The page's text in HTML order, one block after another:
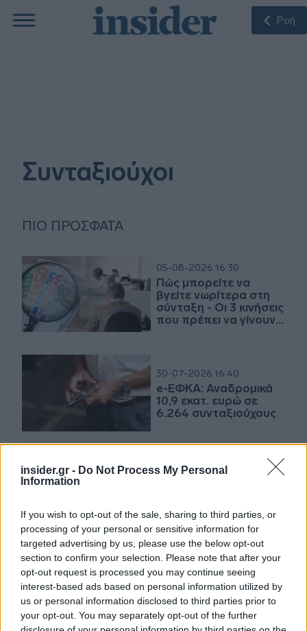
insider.gr - Do Not Process My Personal
Information
If you wish to opt-out of the sale, sharing to third parties, or
processing of your personal or sensitive information for
targeted advertising by us, please use the below opt-out
section to confirm your selection. Please note that after your
opt-out request is processed you may continue seeing
interest-based ads based on personal information utilized by
us or personal information disclosed to third parties prior to
your opt-out. You may separately opt-out of the further
Ροή
Συνταξιούχοι
ΠΙΟ ΠΡΌΣΦΑΤΑ
05-08-2026 16:30
Πώς μπορείτε να
βγείτε νωρίτερα στη
σύνταξη - Οι 3 κινήσεις
που πρέπει να γίνουν
30-07-2026 16:40
e-ΕΦΚΑ: Αναδρομικά
10,9 εκατ. ευρώ σε
6.264 συνταξιούχους
29-07-2026 20:15
εργαζόμενους
συνταξιούχους
21-07-2026 15:40
Τα «δώρα» της ΔΕΘ
για τους
συνταξιούχους - Τα
σενάρια επαναφοράς